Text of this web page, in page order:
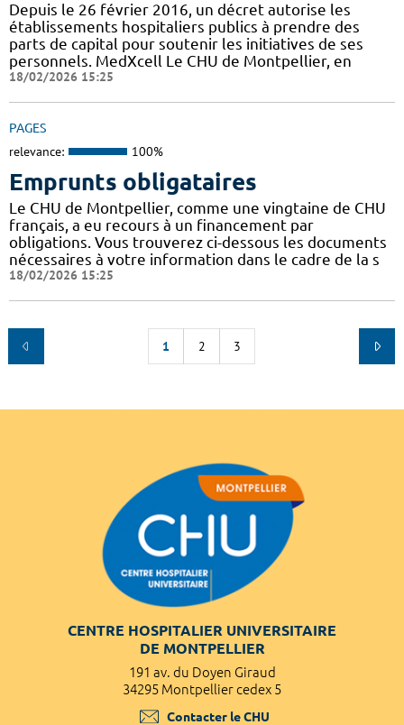
Depuis le 26 février 2016, un décret autorise les
établissements hospitaliers publics à prendre des
parts de capital pour soutenir les initiatives de ses
personnels. MedXcell Le CHU de Montpellier, en
18/02/2026 15:25
PAGES
relevance: 100%
Emprunts obligataires
Le CHU de Montpellier, comme une vingtaine de CHU
français, a eu recours à un financement par
obligations. Vous trouverez ci-dessous les documents
nécessaires à votre information dans le cadre de la s
18/02/2026 15:25
1 2 3
CENTRE HOSPITALIER UNIVERSITAIRE
DE MONTPELLIER
191 av. du Doyen Giraud
34295 Montpellier cedex 5
Contacter le CHU